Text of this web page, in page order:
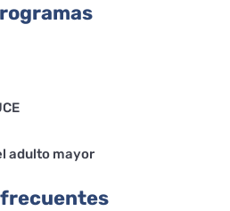
adulto mayor